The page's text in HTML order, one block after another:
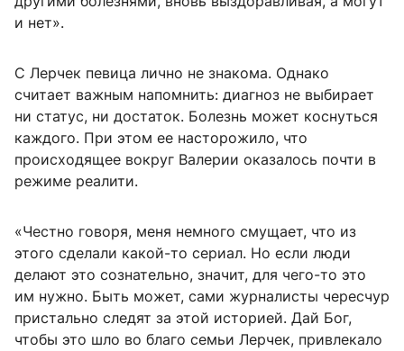
и нет».
С Лерчек певица лично не знакома. Однако
считает важным напомнить: диагноз не выбирает
ни статус, ни достаток. Болезнь может коснуться
каждого. При этом ее насторожило, что
происходящее вокруг Валерии оказалось почти в
режиме реалити.
«Честно говоря, меня немного смущает, что из
этого сделали какой-то сериал. Но если люди
делают это сознательно, значит, для чего-то это
им нужно. Быть может, сами журналисты чересчур
пристально следят за этой историей. Дай Бог,
чтобы это шло во благо семьи Лерчек, привлекало